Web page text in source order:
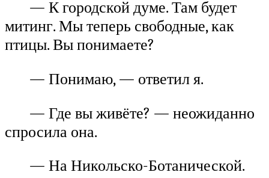
— К городской думе. Там будет
митинг. Мы теперь свободные, как
птицы. Вы понимаете?
— Понимаю, — ответил я.
— Где вы живёте? — неожиданно
спросила она.
— На Никольско-Ботанической.